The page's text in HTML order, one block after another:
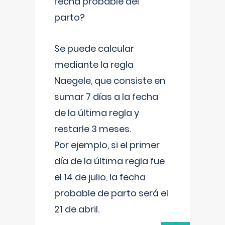
parto?
Se puede calcular
mediante la regla
Naegele, que consiste en
sumar 7 días a la fecha
de la última regla y
restarle 3 meses.
Por ejemplo, si el primer
día de la última regla fue
el 14 de julio, la fecha
probable de parto será el
21 de abril.